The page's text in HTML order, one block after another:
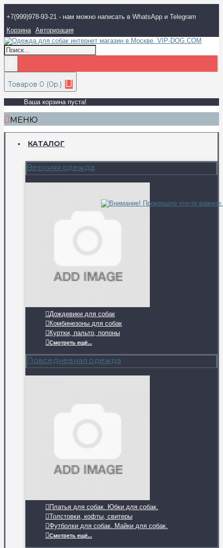
+7(999)978-93-21 - нам можно написать в WhatsApp и Telegram
Корзина Авторизация
Товаров 0 (0р.)
Ваша корзина пуста!
МЕНЮ
КАТАЛОГ
Верхняя одежда
Дождевики для собак
Комбинезоны для собак
Куртки, пальто, попоны
Смотреть ещё...
Повседневная одежда
Платья для собак. Юбки для собак.
Толстовки, кофты, свитеры
Футболки для собак. Майки для собак.
Смотреть ещё...